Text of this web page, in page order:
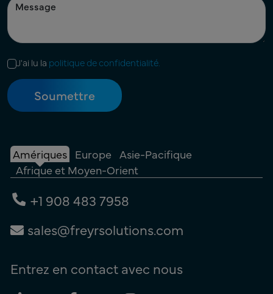
J'ai lu la politique de confidentialité.
Amériques Europe Asie-Pacifique
Afrique et Moyen-Orient
+1 908 483 7958
sales@freyrsolutions.com
Entrez en contact avec nous